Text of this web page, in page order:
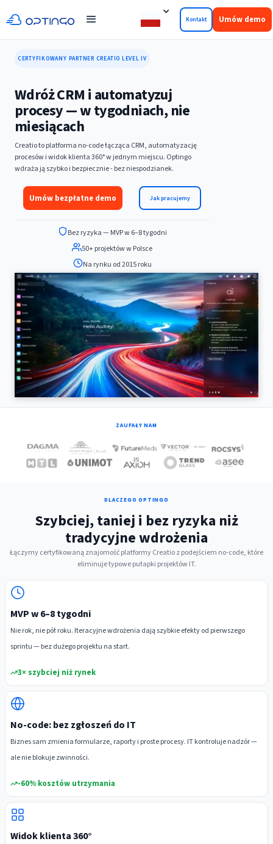
Kontakt Umów demo
CERTYFIKOWANY PARTNER CREATIO LEVEL IV
Wdróż CRM i automatyzuj
procesy — w tygodniach, nie
miesiącach
Creatio to platforma no-code łącząca CRM, automatyzację
procesów i widok klienta 360° w jednym miejscu. Optingo
wdraża ją szybko i bezpiecznie - bez niespodzianek.
Umów bezpłatne demo Jak pracujemy
Bez ryzyka — MVP w 6–8 tygodni
50+ projektów w Polsce
Na rynku od 2015 roku
ZAUFAŁY NAM
DLACZEGO OPTINGO
Szybciej, taniej i bez ryzyka niż
tradycyjne wdrożenia
Łączymy certyfikowaną znajomość platformy Creatio z podejściem no-code, które
eliminuje typowe pułapki projektów IT.
MVP w 6–8 tygodni
Nie rok, nie pół roku. Iteracyjne wdrożenia dają szybkie efekty od pierwszego
sprintu — bez dużego projektu na start.
3× szybciej niż rynek
No-code: bez zgłoszeń do IT
Biznes sam zmienia formularze, raporty i proste procesy. IT kontroluje nadzór —
ale nie blokuje zwinności.
-60% kosztów utrzymania
Widok klienta 360°